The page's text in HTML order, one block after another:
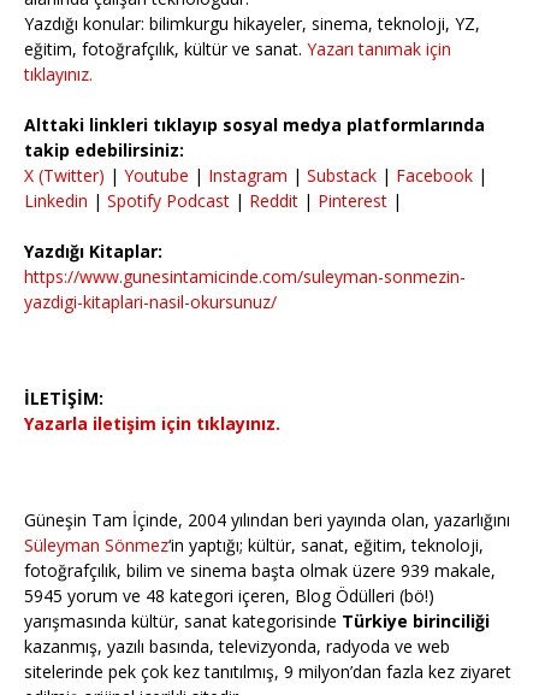
Yazdığı konular: bilimkurgu hikayeler, sinema, teknoloji, YZ,
eğitim, fotoğrafçılık, kültür ve sanat. Yazarı tanımak için
tıklayınız.
Alttaki linkleri tıklayıp sosyal medya platformlarında
takip edebilirsiniz:
X (Twitter) | Youtube | Instagram | Substack | Facebook |
Linkedin | Spotify Podcast | Reddit | Pinterest |
Yazdığı Kitaplar:
https://www.gunesintamicinde.com/suleyman-sonmezin-
yazdigi-kitaplari-nasil-okursunuz/
İLETİŞİM:
Yazarla iletişim için tıklayınız.
Güneşin Tam İçinde, 2004 yılından beri yayında olan, yazarlığını
Süleyman Sönmez‘in yaptığı; kültür, sanat, eğitim, teknoloji,
fotoğrafçılık, bilim ve sinema başta olmak üzere 939 makale,
5945 yorum ve 48 kategori içeren, Blog Ödülleri (bö!)
yarışmasında kültür, sanat kategorisinde Türkiye birinciliği
kazanmış, yazılı basında, televizyonda, radyoda ve web
sitelerinde pek çok kez tanıtılmış, 9 milyon’dan fazla kez ziyaret